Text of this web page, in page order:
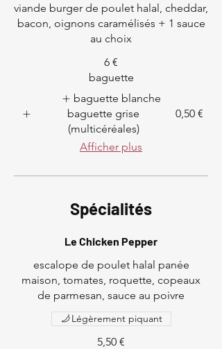
viande burger de poulet halal, cheddar,
bacon, oignons caramélisés + 1 sauce
au choix
6 €
baguette
baguette blanche
baguette grise
(multicéréales)
0,50 €
Afficher plus
Spécialités
Le Chicken Pepper
escalope de poulet halal panée
maison, tomates, roquette, copeaux
de parmesan, sauce au poivre
5,50 €
Légèrement piquant